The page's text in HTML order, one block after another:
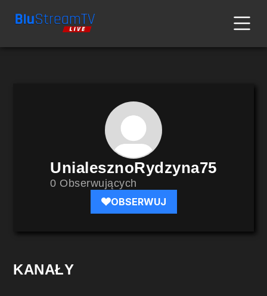
UnialesznoRydzyna75
0 Obserwujących
OBSERWUJ
KANAŁY